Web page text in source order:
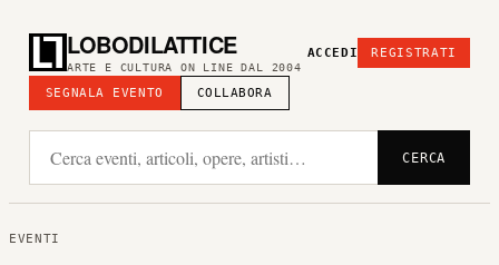
LOBODILATTICE
ARTE E CULTURA ON LINE DAL 2004
SEGNALA EVENTO COLLABORA
ACCEDI REGISTRATI
CERCA
EVENTI